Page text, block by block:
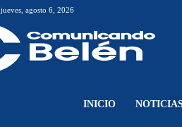
jueves, agosto 6, 2026
Belén
INICIO